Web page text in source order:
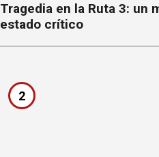
Tragedia en la Ruta 3: un
estado crítico
2